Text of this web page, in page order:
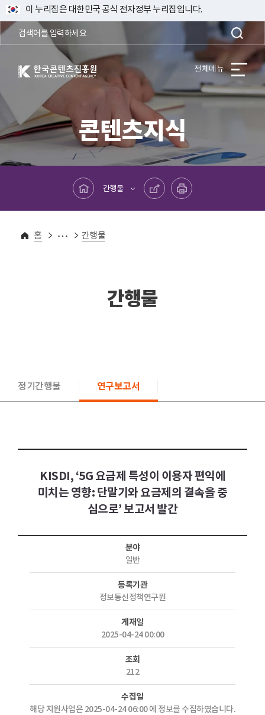
이 누리집은 대한민국 공식 전자정부 누리집입니다.
한국콘텐츠진흥원 KOREA CREATIVE CONTENT AGENCY 전체메뉴
콘텐츠지식
메인페이지로 바로가기
간행물
공유하기 프린트하기
홈
콘텐츠지식
유관기관 지식보고서간행물
간행물
정기간행물 연구보고서
KISDI, ‘5G 요금제 특성이 이용자 편익에
미치는 영향: 단말기와 요금제의 결속을 중
심으로’ 보고서 발간
분야
일반
등록기관
정보통신정책연구원
게재일
2025-04-24 00:00
조회
212
수집일
해당 지원사업은 2025-04-24 06:00 에 정보를 수집하였습니다.